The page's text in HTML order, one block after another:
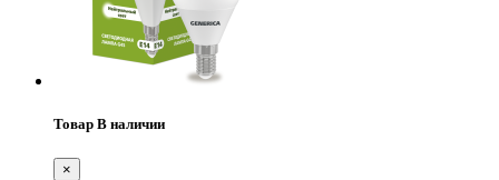
Товар В наличии
×